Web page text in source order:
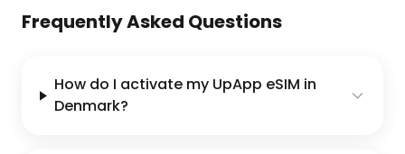
Frequently Asked Questions
How do I activate my UpApp eSIM in
Denmark?